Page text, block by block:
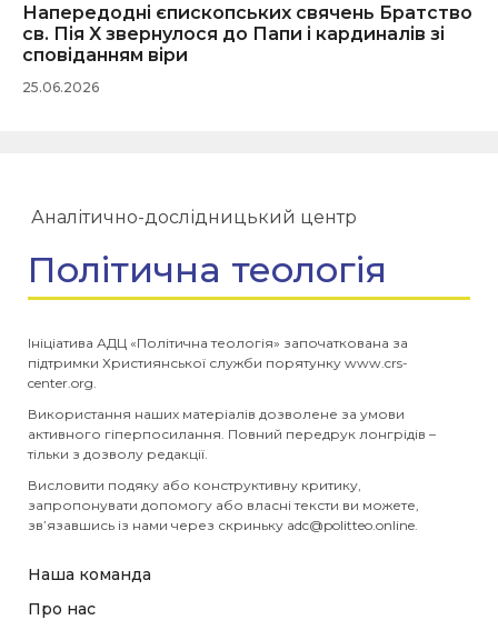
Напередодні єпископських свячень Братство
св. Пія X звернулося до Папи і кардиналів зі
сповіданням віри
25.06.2026
Аналітично-дослідницький центр
Політична теологія
Ініціатива АДЦ «Політична теологія» започаткована за
підтримки Християнської служби порятунку www.crs-
center.org.
Використання наших матеріалів дозволене за умови
активного гіперпосилання. Повний передрук лонгрідів –
тільки з дозволу редакції.
Висловити подяку або конструктивну критику,
запропонувати допомогу або власні тексти ви можете,
зв’язавшись із нами через скриньку adc@politteo.online
Наша команда
Про нас